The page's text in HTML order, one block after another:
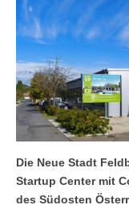
Die Neue Stadt
Startup Center mit
des Südosten